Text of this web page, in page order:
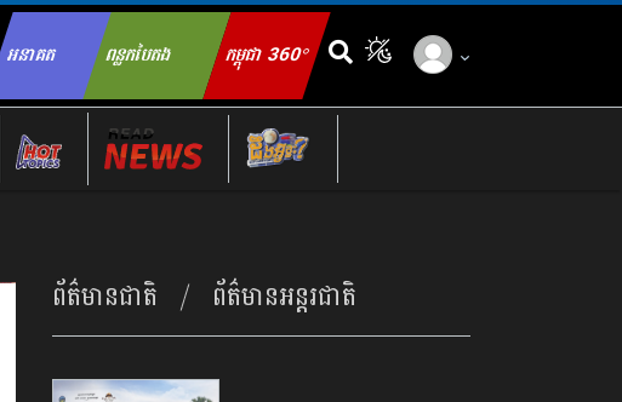
អនាគត ពន្លកបៃតង កម្ពុជា 360°
Search for:
ព័ត៌មានជាតិ ព័ត៌មានអន្តរជាតិ